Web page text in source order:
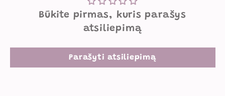
Būkite pirmas, kuris parašys
atsiliepimą
Parašyti atsiliepimą